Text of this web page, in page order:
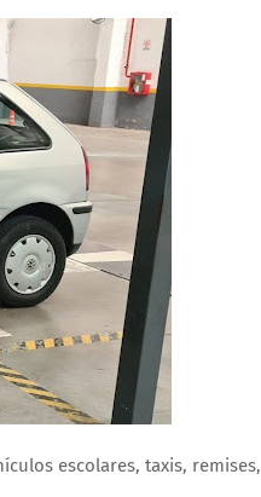
escolares, taxis, remises,